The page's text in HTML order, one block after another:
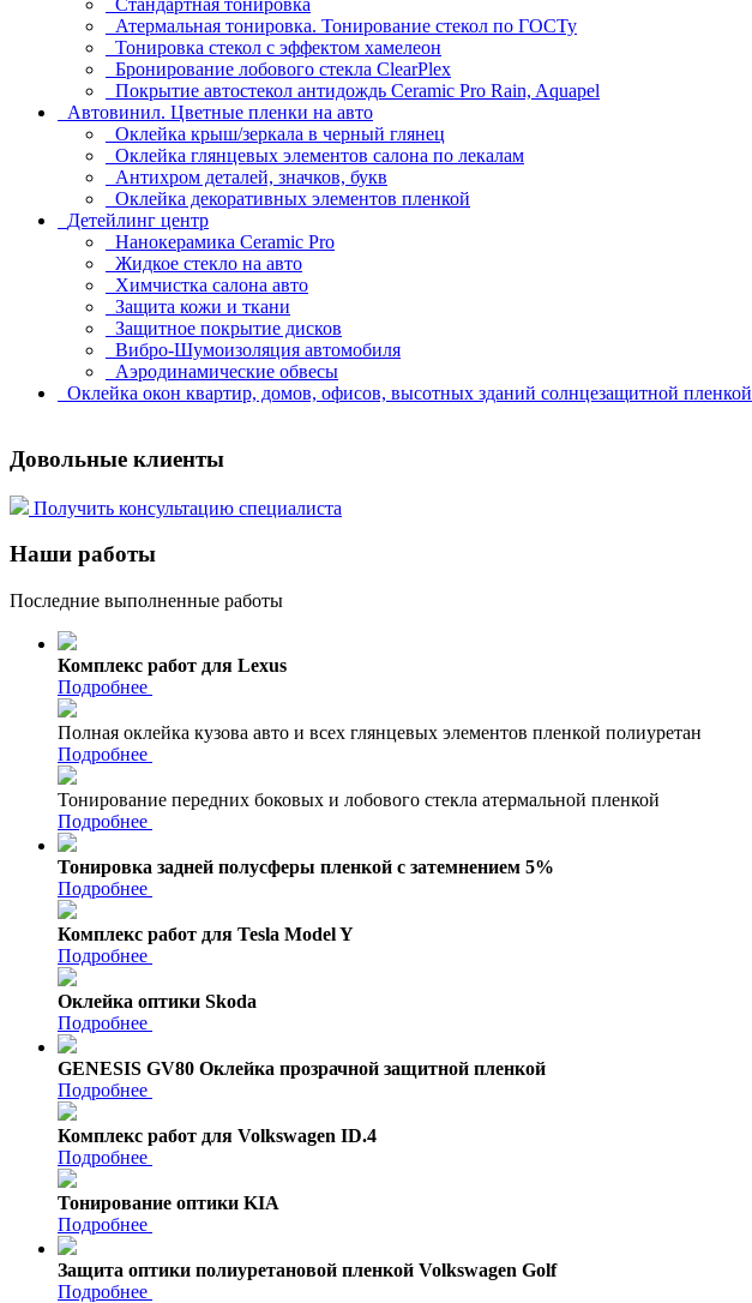
Стандартная тонировка
Атермальная тонировка. Тонирование стекол по ГОСТу
Тонировка стекол с эффектом хамелеон
Бронирование лобового стекла ClearPlex
Покрытие автостекол антидождь Ceramic Pro Rain, Aquapel
Автовинил. Цветные пленки на авто
Оклейка крыш/зеркала в черный глянец
Оклейка глянцевых элементов салона по лекалам
Антихром деталей, значков, букв
Оклейка декоративных элементов пленкой
Детейлинг центр
Нанокерамика Ceramic Pro
Жидкое стекло на авто
Химчистка салона авто
Защита кожи и ткани
Защитное покрытие дисков
Вибро-Шумоизоляция автомобиля
Аэродинамические обвесы
Оклейка окон квартир, домов, офисов, высотных зданий солнцезащитной пленкой
Довольные клиенты
Получить консультацию специалиста
Наши работы
Последние выполненные работы
Комплекс работ для Lexus
Подробнее
Полная оклейка кузова авто и всех глянцевых элементов пленкой полиуретан
Подробнее
Тонирование передних боковых и лобового стекла атермальной пленкой
Подробнее
Тонировка задней полусферы пленкой с затемнением 5%
Подробнее
Комплекс работ для Tesla Model Y
Подробнее
Оклейка оптики Skoda
Подробнее
GENESIS GV80 Оклейка прозрачной защитной пленкой
Подробнее
Комплекс работ для Volkswagen ID.4
Подробнее
Тонирование оптики KIA
Подробнее
Защита оптики полиуретановой пленкой Volkswagen Golf
Подробнее